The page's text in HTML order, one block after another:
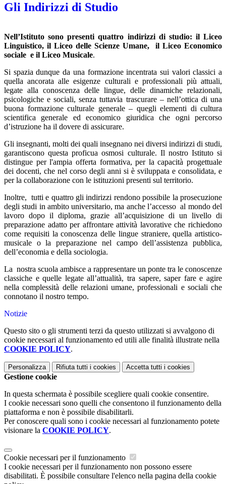
Gli Indirizzi di Studio
Nell’Istituto sono presenti quattro indirizzi di studio: il Liceo
Linguistico, il Liceo delle Scienze Umane, il Liceo Economico
sociale e il Liceo Musicale.
Si spazia dunque da una formazione incentrata sui valori classici a
quella ancorata alle esigenze culturali e professionali più attuali,
legate alla conoscenza delle lingue, delle dinamiche relazionali,
psicologiche e sociali, senza tuttavia trascurare – nell’ottica di una
buona formazione culturale generale – quegli elementi di cultura
scientifica generale ed economico giuridica che ogni percorso
d’istruzione ha il dovere di assicurare.
Gli insegnanti, molti dei quali insegnano nei diversi indirizzi di studi,
garantiscono questa proficua osmosi culturale. Il nostro Istituto si
distingue per l'ampia offerta formativa, per la capacità progettuale
dei docenti, che nel corso degli anni si è sviluppata e consolidata, e
per la collaborazione con le istituzioni presenti sul territorio.
Inoltre, tutti e quattro gli indirizzi rendono possibile la prosecuzione
degli studi in ambito universitario, ma anche l’accesso al mondo del
lavoro dopo il diploma, grazie all’acquisizione di un livello di
preparazione adatto per affrontare attività lavorative che richiedono
come requisiti la conoscenza delle lingue straniere, quella artistico-
musicale o la preparazione nel campo dell’assistenza pubblica,
dell’economia e della sociologia.
La nostra scuola ambisce a rappresentare un ponte tra le conoscenze
classiche e quelle legate all’attualità, tra sapere, saper fare e agire
nella complessità delle relazioni umane, professionali e sociali che
connotano il nostro tempo.
Notizie
Questo sito o gli strumenti terzi da questo utilizzati si avvalgono di
cookie necessari al funzionamento ed utili alle finalità illustrate nella
COOKIE POLICY.
Personalizza Rifiuta tutti i cookies Accetta tutti i cookies
Gestione cookie
In questa schermata è possibile scegliere quali cookie consentire.
I cookie necessari sono quelli che consentono il funzionamento della
piattaforma e non è possibile disabilitarli.
Per conoscere quali sono i cookie necessari al funzionamento potete
visionare la COOKIE POLICY.
Cookie necessari per il funzionamento
I cookie necessari per il funzionamento non possono essere
disabilitati. È possibile consultare l'elenco nella pagina della cookie